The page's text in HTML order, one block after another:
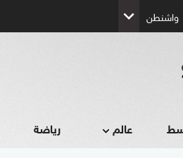
واشنطن
عالم رياضة